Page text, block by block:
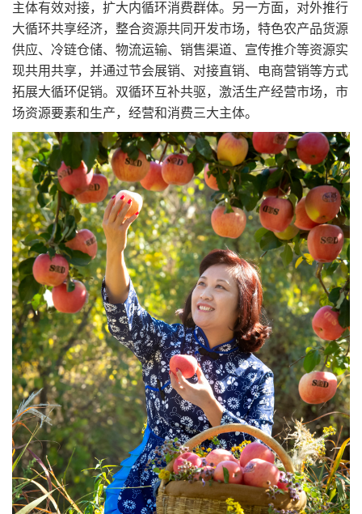
主体有效对接，扩大内循环消费群体。另一方面，对外推行
大循环共享经济，整合资源共同开发市场，特色农产品货源
供应、冷链仓储、物流运输、销售渠道、宣传推介等资源实
现共用共享，并通过节会展销、对接直销、电商营销等方式
拓展大循环促销。双循环互补共驱，激活生产经营市场，市
场资源要素和生产，经营和消费三大主体。